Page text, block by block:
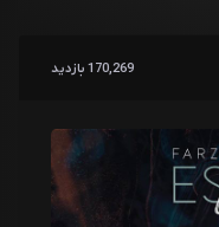
170,269 بازدید